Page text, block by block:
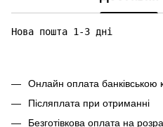
Нова пошта 1-3 дні
Онлайн оплата банківською
Післяплата при отриманні
Безготівкова оплата на